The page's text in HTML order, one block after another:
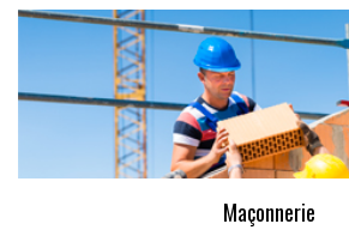
Maçonnerie